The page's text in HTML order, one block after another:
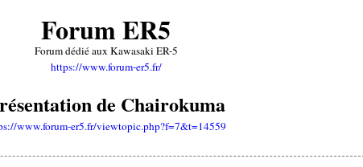
Forum ER5
Forum dédié aux Kawasaki ER-5
https://www.forum-er5.fr/
de Chairokuma
www.forum-er5.fr/viewtopic.php?f=7&t=14559